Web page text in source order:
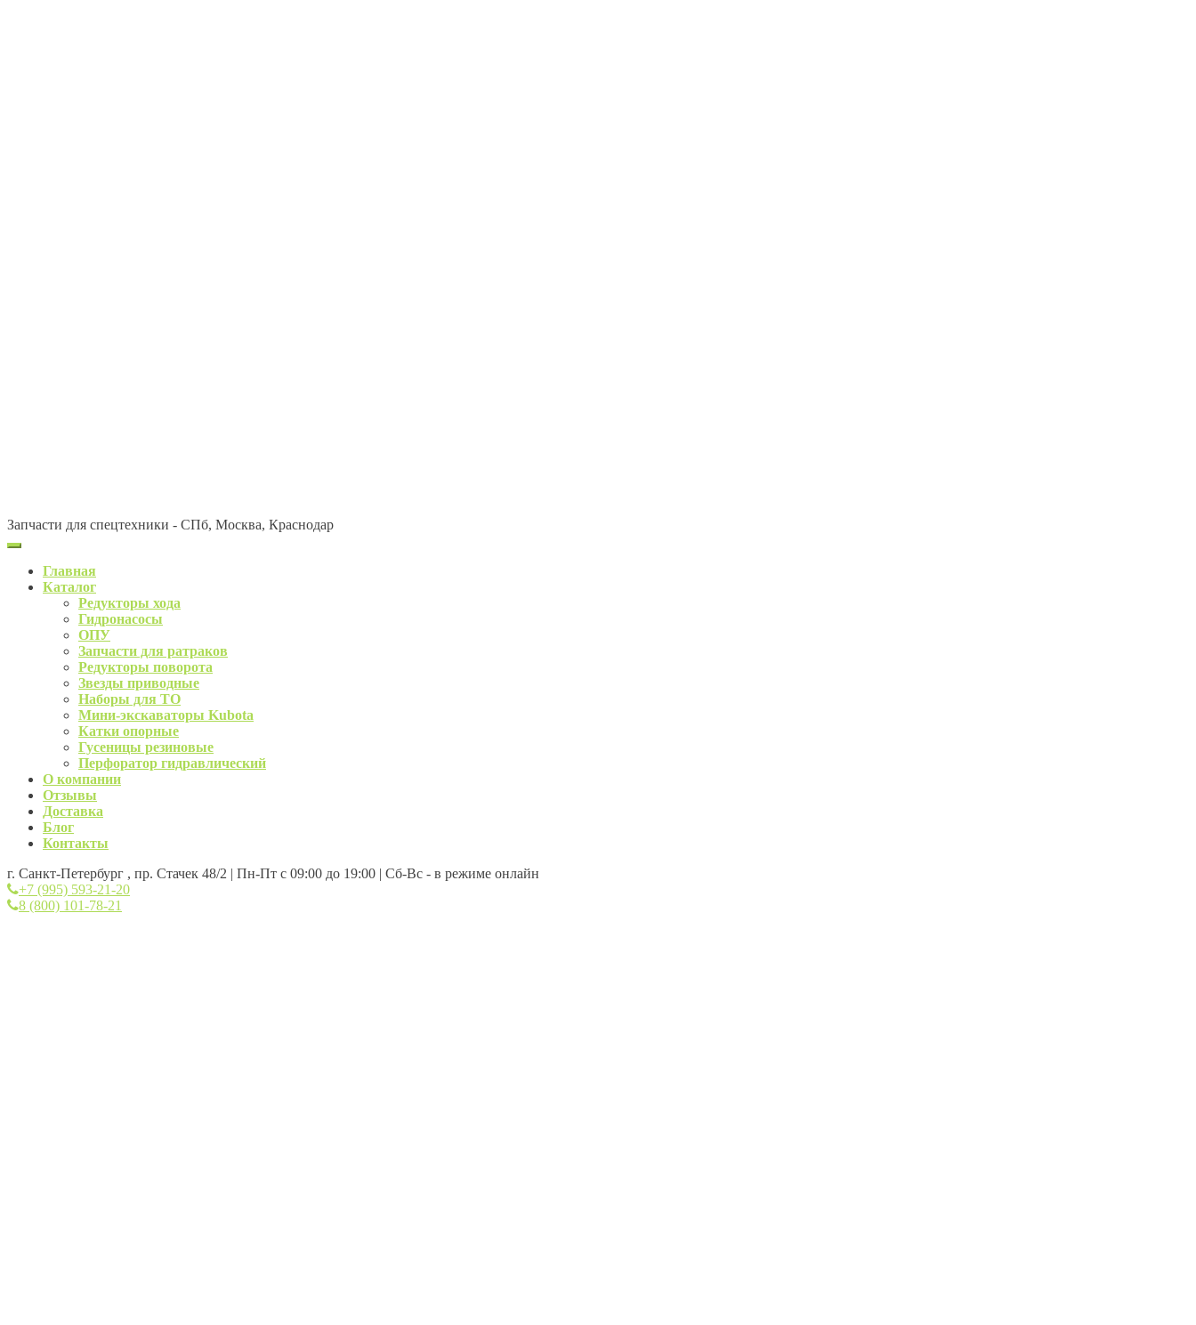
Запчасти для спецтехники - СПб, Москва, Краснодар
Главная
Каталог
Редукторы хода
Гидронасосы
ОПУ
Запчасти для ратраков
Редукторы поворота
Звезды приводные
Наборы для ТО
Мини-экскаваторы Kubota
Катки опорные
Гусеницы резиновые
Перфоратор гидравлический
О компании
Отзывы
Доставка
Блог
Контакты
г. Санкт-Петербург , пр. Стачек 48/2 | Пн-Пт с 09:00 до 19:00 | Сб-Вс - в режиме онлайн
+7 (995) 593-21-20
8 (800) 101-78-21